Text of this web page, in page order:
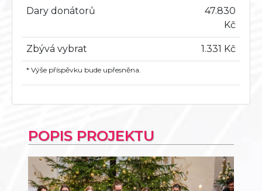
Dary donátorů
47.830
Kč
Zbývá vybrat 1.331 Kč
* Výše příspěvku bude upřesněna.
POPIS PROJEKTU